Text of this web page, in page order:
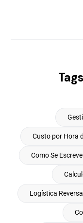
Custo por Hora
Como Se
Logística